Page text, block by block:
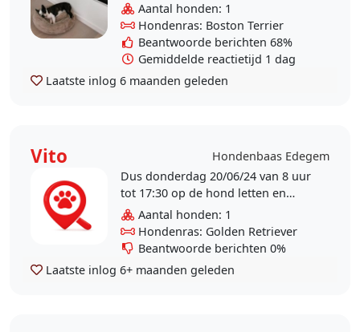
Aantal honden: 1
Hondenras: Boston Terrier
Beantwoorde berichten 68%
Gemiddelde reactietijd 1 dag
Laatste inlog 6 maanden geleden
Vito
Hondenbaas Edegem
Dus donderdag 20/06/24 van 8 uur
tot 17:30 op de hond letten en
vrijdag 21/06/24 van 8 uur tot 16:00
Spelen met de hond Wandelen met
de hond
Aantal honden: 1
Hondenras: Golden Retriever
Beantwoorde berichten 0%
Laatste inlog 6+ maanden geleden